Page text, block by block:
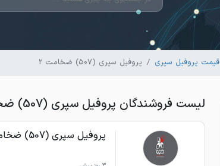
قیمت پروفیل سپری پروفیل سپری (507) ضخامت 2
لیست فروشندگان پروفیل سپری (507) ضخامت 2
پروفیل سپری (507) ضخامت 2